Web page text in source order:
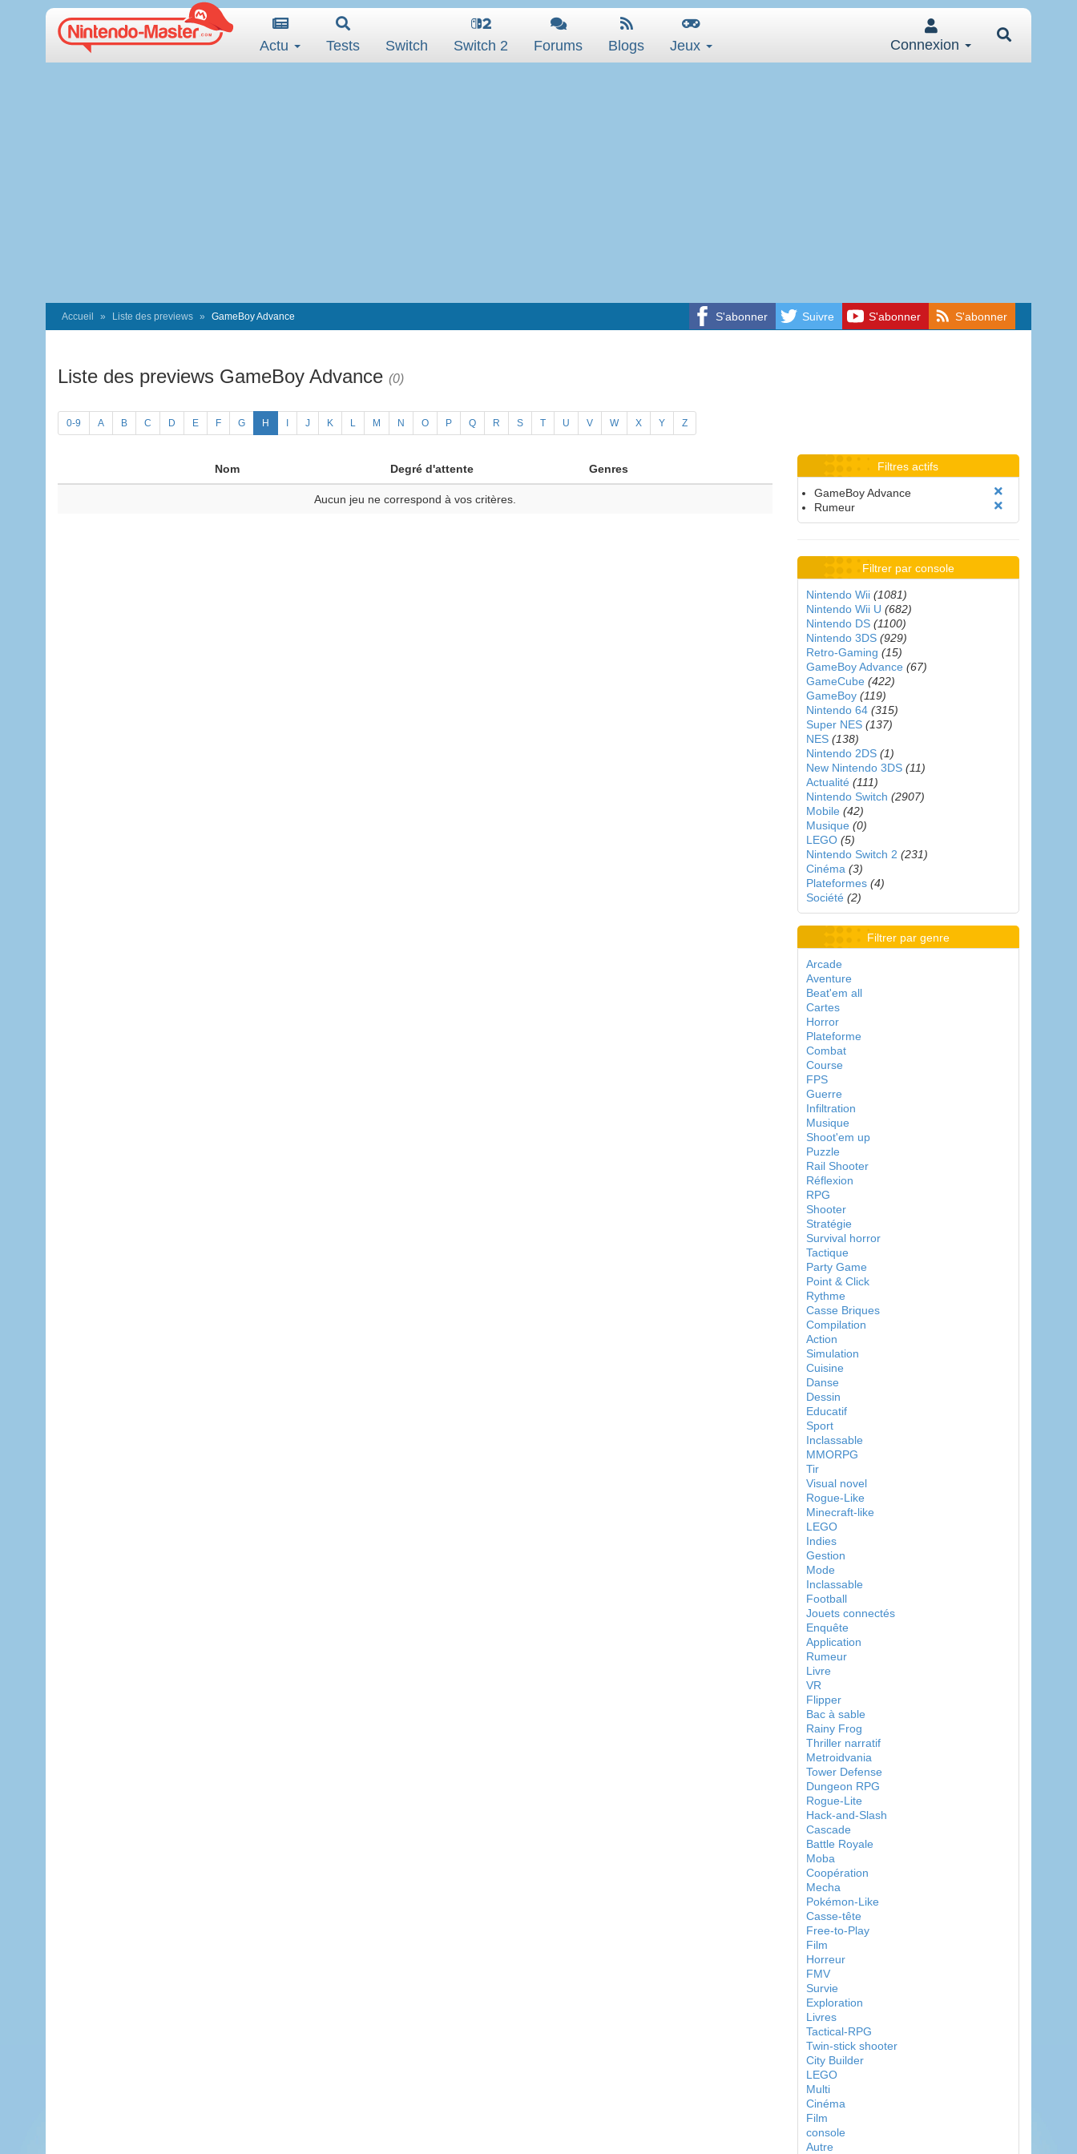
Actu Tests Switch Switch 2 Forums Blogs Jeux Connexion
S'abonner Suivre S'abonner S'abonner
Accueil Liste des previews GameBoy Advance
Liste des previews GameBoy Advance (0)
0-9 A B C D E F G H J K L M N O P Q R S T U V W X Y Z
Nom Degré d'attente Genres
Aucun jeu ne correspond à vos critères.
Filtres actifs
GameBoy Advance
Rumeur
Filtrer par console
Nintendo Wii (1081)
Nintendo Wii U (682)
Nintendo DS (1100)
Nintendo 3DS (929)
Retro-Gaming (15)
GameBoy Advance (67)
GameCube (422)
GameBoy (119)
Nintendo 64 (315)
Super NES (137)
NES (138)
Nintendo 2DS (1)
New Nintendo 3DS (11)
Actualité (111)
Nintendo Switch (2907)
Mobile (42)
Musique (0)
LEGO (5)
Nintendo Switch 2 (231)
Cinéma (3)
Plateformes (4)
Société (2)
Filtrer par genre
Arcade
Aventure
Beat'em all
Cartes
Horror
Plateforme
Combat
Course
FPS
Guerre
Infiltration
Musique
Shoot'em up
Puzzle
Rail Shooter
Réflexion
RPG
Shooter
Stratégie
Survival horror
Tactique
Party Game
Point & Click
Rythme
Casse Briques
Compilation
Action
Simulation
Cuisine
Danse
Dessin
Educatif
Sport
Inclassable
MMORPG
Tir
Visual novel
Rogue-Like
Minecraft-like
LEGO
Indies
Gestion
Mode
Inclassable
Football
Jouets connectés
Enquête
Application
Rumeur
Livre
VR
Flipper
Bac à sable
Rainy Frog
Thriller narratif
Metroidvania
Tower Defense
Dungeon RPG
Rogue-Lite
Hack-and-Slash
Cascade
Battle Royale
Moba
Coopération
Mecha
Pokémon-Like
Casse-tête
Free-to-Play
Film
Horreur
FMV
Survie
Exploration
Livres
Tactical-RPG
Twin-stick shooter
City Builder
LEGO
Multi
Cinéma
Film
console
Autre